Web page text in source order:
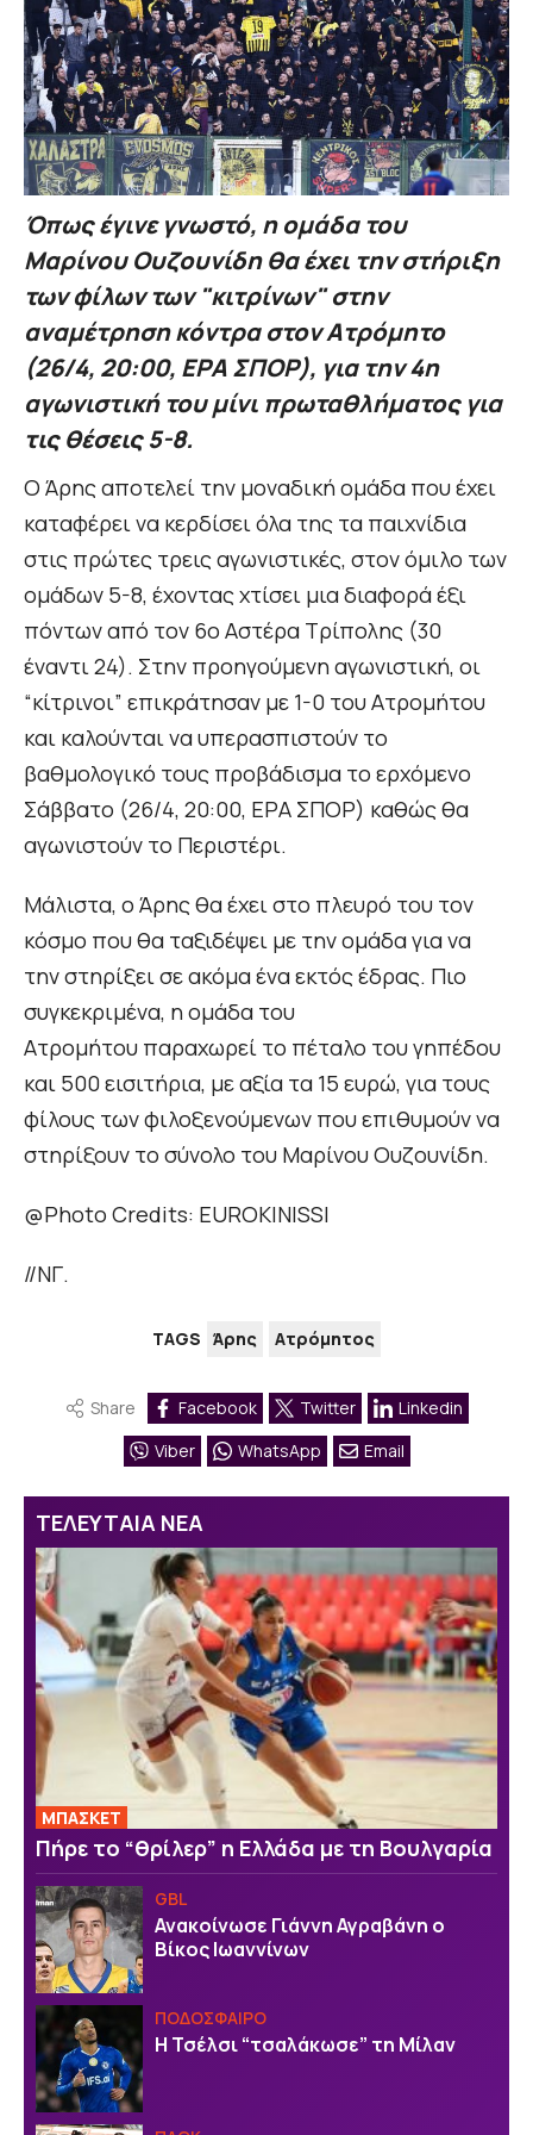
Όπως έγινε γνωστό, η ομάδα του
Μαρίνου Ουζουνίδη θα έχει την στήριξη
των φίλων των "κιτρίνων" στην
αναμέτρηση κόντρα στον Ατρόμητο
(26/4, 20:00, ΕΡΑ ΣΠΟΡ), για την 4η
αγωνιστική του μίνι πρωταθλήματος για
τις θέσεις 5-8.
Ο Άρης αποτελεί την μοναδική ομάδα που έχει
καταφέρει να κερδίσει όλα της τα παιχνίδια
στις πρώτες τρεις αγωνιστικές, στον όμιλο των
ομάδων 5-8, έχοντας χτίσει μια διαφορά έξι
πόντων από τον 6ο Αστέρα Τρίπολης (30
έναντι 24). Στην προηγούμενη αγωνιστική, οι
“κίτρινοι” επικράτησαν με 1-0 του Ατρομήτου
και καλούνται να υπερασπιστούν το
βαθμολογικό τους προβάδισμα το ερχόμενο
Σάββατο (26/4, 20:00, ΕΡΑ ΣΠΟΡ) καθώς θα
αγωνιστούν το Περιστέρι.
Μάλιστα, ο Άρης θα έχει στο πλευρό του τον
κόσμο που θα ταξιδέψει με την ομάδα για να
την στηρίξει σε ακόμα ένα εκτός έδρας. Πιο
συγκεκριμένα, η ομάδα του
Ατρομήτου παραχωρεί το πέταλο του γηπέδου
και 500 εισιτήρια, με αξία τα 15 ευρώ, για τους
φίλους των φιλοξενούμενων που επιθυμούν να
στηρίξουν το σύνολο του Μαρίνου Ουζουνίδη.
@Photo Credits: EUROKINISSI
//ΝΓ.
TAGS Άρης Ατρόμητος
Share Facebook Twitter
Linkedin
Viber
WhatsApp Email
ΤΕΛΕΥΤΑΙΑ ΝΕΑ
ΜΠΑΣΚΕΤ
Πήρε το “θρίλερ” η Ελλάδα με τη Βουλγαρία
GBL
Ανακοίνωσε Γιάννη Αγραβάνη ο
Βίκος Ιωαννίνων
ΠΟΔΟΣΦΑΙΡΟ
Η Τσέλσι “τσαλάκωσε” τη Μίλαν